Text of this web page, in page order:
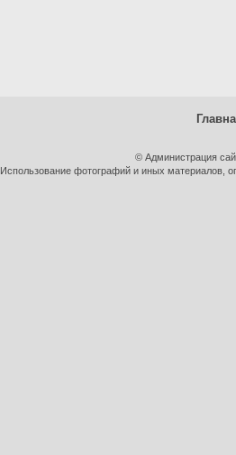
© Администрация
Использование фотографий и иных материалов,